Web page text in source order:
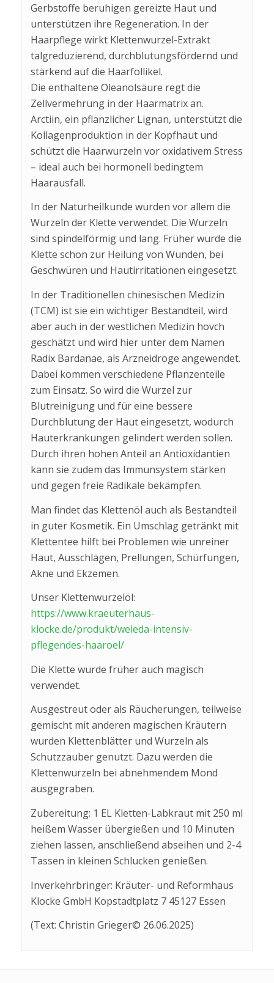
Gerbstoffe beruhigen gereizte Haut und
unterstützen ihre Regeneration. In der
Haarpflege wirkt Klettenwurzel-Extrakt
talgreduzierend, durchblutungsfördernd und
stärkend auf die Haarfollikel.
Die enthaltene Oleanolsäure regt die
Zellvermehrung in der Haarmatrix an.
Arctiin, ein pflanzlicher Lignan, unterstützt die
Kollagenproduktion in der Kopfhaut und
schützt die Haarwurzeln vor oxidativem Stress
– ideal auch bei hormonell bedingtem
Haarausfall.
In der Naturheilkunde wurden vor allem die
Wurzeln der Klette verwendet. Die Wurzeln
sind spindelförmig und lang. Früher wurde die
Klette schon zur Heilung von Wunden, bei
Geschwüren und Hautirritationen eingesetzt.
In der Traditionellen chinesischen Medizin
(TCM) ist sie ein wichtiger Bestandteil, wird
aber auch in der westlichen Medizin hovch
geschätzt und wird hier unter dem Namen
Radix Bardanae, als Arzneidroge angewendet.
Dabei kommen verschiedene Pflanzenteile
zum Einsatz. So wird die Wurzel zur
Blutreinigung und für eine bessere
Durchblutung der Haut eingesetzt, wodurch
Hauterkrankungen gelindert werden sollen.
Durch ihren hohen Anteil an Antioxidantien
kann sie zudem das Immunsystem stärken
und gegen freie Radikale bekämpfen.
Man findet das Klettenöl auch als Bestandteil
in guter Kosmetik. Ein Umschlag getränkt mit
Klettentee hilft bei Problemen wie unreiner
Haut, Ausschlägen, Prellungen, Schürfungen,
Akne und Ekzemen.
Unser Klettenwurzelöl:
https://www.kraeuterhaus-
klocke.de/produkt/weleda-intensiv-
pflegendes-haaroel/
Die Klette wurde früher auch magisch
verwendet.
Ausgestreut oder als Räucherungen, teilweise
gemischt mit anderen magischen Kräutern
wurden Klettenblätter und Wurzeln als
Schutzzauber genutzt. Dazu werden die
Klettenwurzeln bei abnehmendem Mond
ausgegraben.
Zubereitung: 1 EL Kletten-Labkraut mit 250 ml
heißem Wasser übergießen und 10 Minuten
ziehen lassen, anschließend abseihen und 2-4
Tassen in kleinen Schlucken genießen.
Inverkehrbringer: Kräuter- und Reformhaus
Klocke GmbH Kopstadtplatz 7 45127 Essen
(Text: Christin Grieger© 26.06.2025)